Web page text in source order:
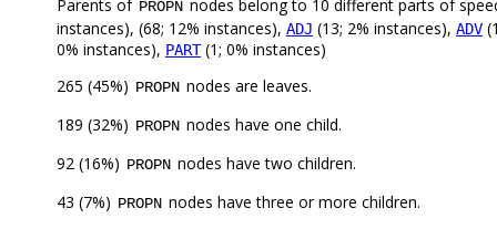
Parents of PROPN nodes belong to 10 different parts of
instances), (68; 12% instances), ADJ (13; 2% instances), ADV
0% instances), PART(1; 0% instances)
265 (45%) PROPN nodes are leaves.
189 (32%) PROPN nodes have one child.
92 (16%) PROPN nodes have two children.
43 (7%) PROPN nodes have three or more children.